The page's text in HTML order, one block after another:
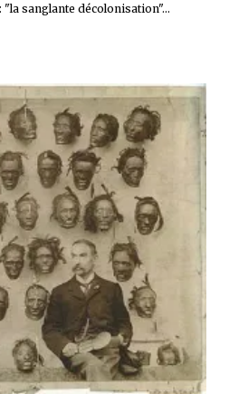
sanglante décolonisation"...